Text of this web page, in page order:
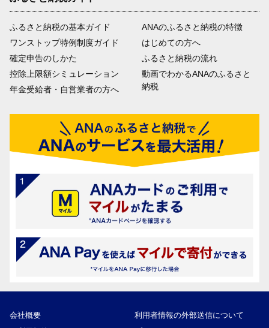
ふるさと納税の基本ガイド
ワンストップ特例制度ガイド
確定申告のしかた
控除上限額シミュレーション
年金受給者・自営業者の方へ
ANAのふるさと納税の特徴
はじめての方へ
ふるさと納税の流れ
動画でわかるANAのふるさと
納税
会社概要
利用者情報の外部送信について